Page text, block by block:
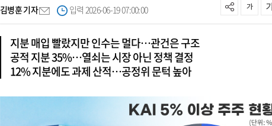
김병훈 기자 입력 2026-06-19 07:00:00
지분 매입 빨랐지만 인수는 멀다…관건은 구조
공적 지분 35%…열쇠는 시장 아닌 정책 결정
12% 지분에도 과제 산적…공정위 문턱 높아